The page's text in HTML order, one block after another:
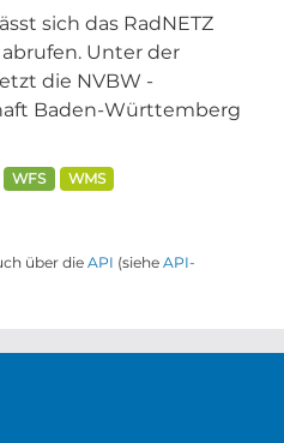
sich das RadNETZ
Unter der
die NVBW -
Baden-Württemberg
WFS WMS
über die API (siehe API-